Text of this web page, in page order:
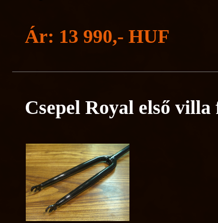
Ár: 13 990,- HUF
Csepel Royal első villa